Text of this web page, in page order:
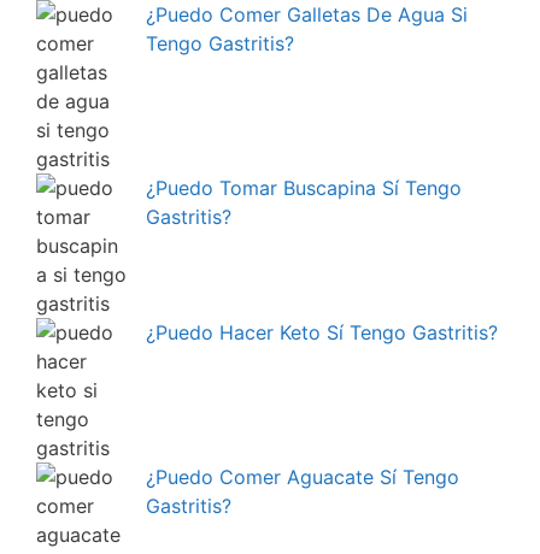
¿Puedo Comer Galletas De Agua Si
Tengo Gastritis?
¿Puedo Tomar Buscapina Sí Tengo
Gastritis?
¿Puedo Hacer Keto Sí Tengo Gastritis?
¿Puedo Comer Aguacate Sí Tengo
Gastritis?